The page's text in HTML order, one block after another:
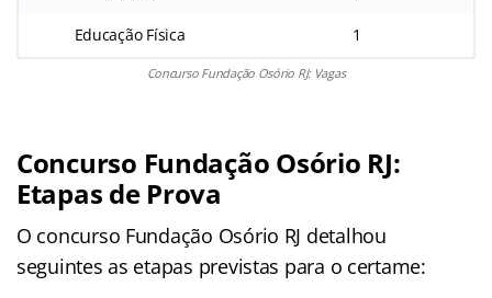
Educação Física 1
Concurso Fundação Osório RJ: Vagas
Concurso Fundação Osório RJ:
Etapas de Prova
O concurso Fundação Osório RJ detalhou
seguintes as etapas previstas para o certame: